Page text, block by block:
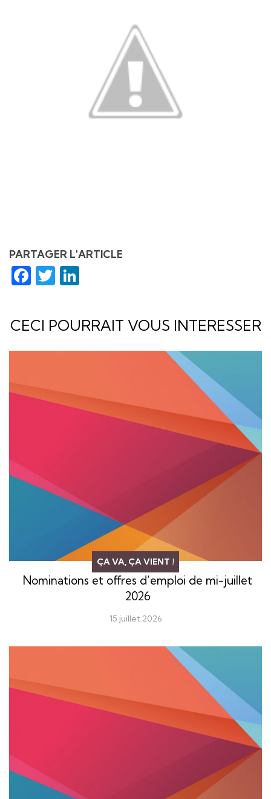
PARTAGER L'ARTICLE
Facebook
Twitter
CECI POURRAIT VOUS INTERESSER
ÇA VA, ÇA VIENT !
Nominations et offres d’emploi de mi-juillet
2026
15 juillet 2026